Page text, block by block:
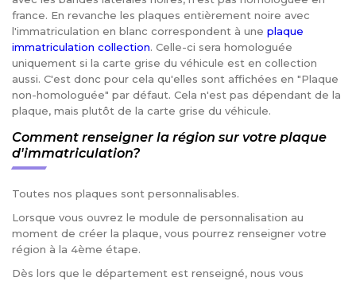
france. En revanche les plaques entièrement noire avec
l'immatriculation en blanc correspondent à une plaque
immatriculation collection. Celle-ci sera homologuée
uniquement si la carte grise du véhicule est en collection
aussi. C'est donc pour cela qu'elles sont affichées en "Plaque
non-homologuée" par défaut. Cela n'est pas dépendant de la
plaque, mais plutôt de la carte grise du véhicule.
Comment renseigner la région sur votre plaque
d'immatriculation?
Toutes nos plaques sont personnalisables.
Lorsque vous ouvrez le module de personnalisation au
moment de créer la plaque, vous pourrez renseigner votre
région à la 4ème étape.
Dès lors que le département est renseigné, nous vous